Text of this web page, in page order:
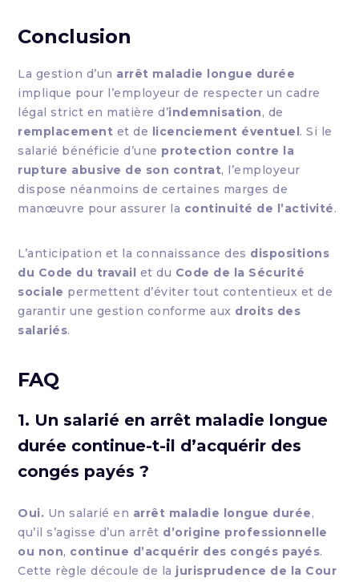
Conclusion
La gestion d’un arrêt maladie longue durée
implique pour l’employeur de respecter un cadre
légal strict en matière d’indemnisation, de
remplacement et de licenciement éventuel. Si le
salarié bénéficie d’une protection contre la
rupture abusive de son contrat, l’employeur
dispose néanmoins de certaines marges de
manœuvre pour assurer la continuité de l’activité.
L’anticipation et la connaissance des dispositions
du Code du travail et du Code de la Sécurité
sociale permettent d’éviter tout contentieux et de
garantir une gestion conforme aux droits des
salariés.
FAQ
1. Un salarié en arrêt maladie longue
durée continue-t-il d’acquérir des
congés payés ?
Oui. Un salarié en arrêt maladie longue durée,
qu’il s’agisse d’un arrêt d’origine professionnelle
ou non, continue d’acquérir des congés payés.
Cette règle découle de la jurisprudence de la Cour